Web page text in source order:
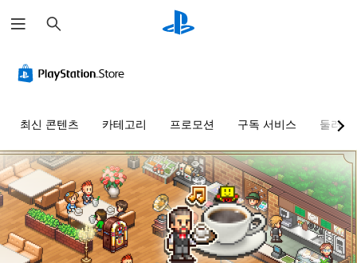
색
최신 콘텐츠 카테고리 프로모션 구독 서비스 둘러보